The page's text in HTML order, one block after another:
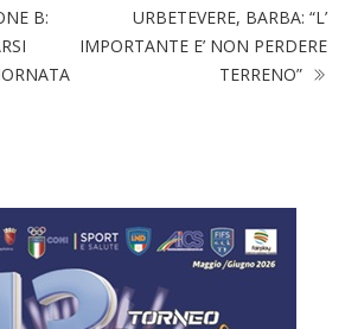
B:
URBETEVERE, BARBA: “L’